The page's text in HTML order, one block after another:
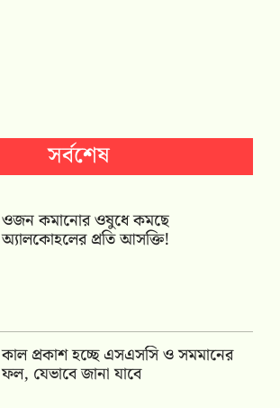
সর্বশেষ
ওজন কমানোর ওষুধে কমছে
অ্যালকোহলের প্রতি আসক্তি!
কাল প্রকাশ হচ্ছে এসএসসি ও সমমানের
ফল, যেভাবে জানা যাবে